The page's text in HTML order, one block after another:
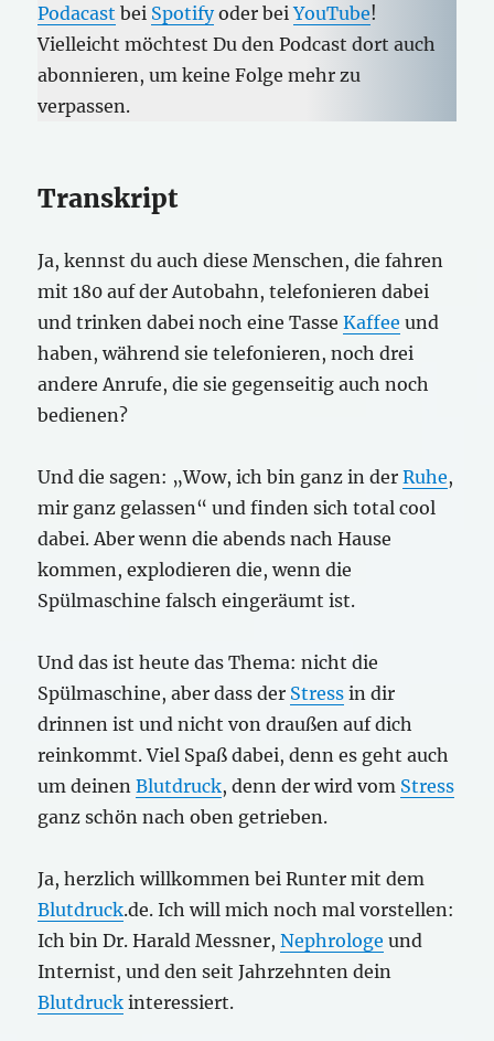
Podacast bei Spotifyoder beiYouTube!
Vielleicht möchtest Du den Podcast dort auch
abonnieren, um keine Folge mehr zu
verpassen.
Transkript
Ja, kennst du auch diese Menschen, die fahren
mit 180 auf der Autobahn, telefonieren dabei
und trinken dabei noch eine TasseKaffee und
haben, während sie telefonieren, noch drei
andere Anrufe, die sie gegenseitig auch noch
bedienen?
Und die sagen: „Wow, ich bin ganz in derRuhe,
mir ganz gelassen“ und finden sich total cool
dabei. Aber wenn die abends nach Hause
kommen, explodieren die, wenn die
Spülmaschine falsch eingeräumt ist.
Und das ist heute das Thema: nicht die
Spülmaschine, aber dass der Stress in dir
drinnen ist und nicht von draußen auf dich
reinkommt. Viel Spaß dabei, denn es geht auch
um deinenBlutdruck, denn der wird vom Stress
ganz schön nach oben getrieben.
Ja, herzlich willkommen bei Runter mit dem
Blutdruck.de. Ich will mich noch mal vorstellen:
Ich bin Dr. Harald Messner,Nephrologe und
Internist, und den seit Jahrzehnten dein
Blutdruck interessiert.